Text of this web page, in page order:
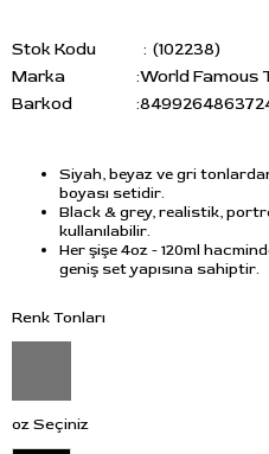
Stok Kodu
(102238)
Marka
:World Famous
Barkod
:
Siyah, beyaz ve gri
boyası setidir.
Black & grey, realistik,
kullanılabilir.
Her şişe 4oz - 120ml
geniş set yapısına sahiptir.
Renk Tonları
oz Seçiniz